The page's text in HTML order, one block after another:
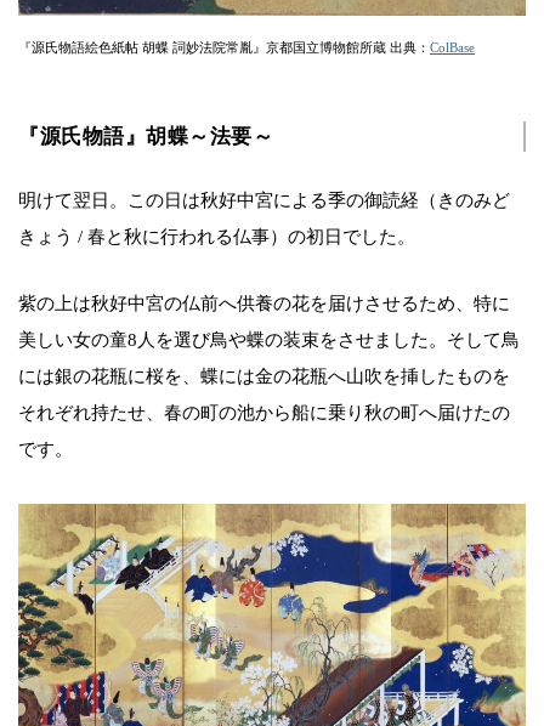
『源氏物語絵色紙帖 胡蝶 詞妙法院常胤』京都国立博物館所蔵 出典： ColBase
『源氏物語』胡蝶～法要～
明けて翌日。この日は秋好中宮による季の御読経（きのみど
きょう / 春と秋に行われる仏事）の初日でした。
紫の上は秋好中宮の仏前へ供養の花を届けさせるため、特に
美しい女の童8人を選び鳥や蝶の装束をさせました。そして鳥
には銀の花瓶に桜を、蝶には金の花瓶へ山吹を挿したものを
それぞれ持たせ、春の町の池から船に乗り秋の町へ届けたの
です。